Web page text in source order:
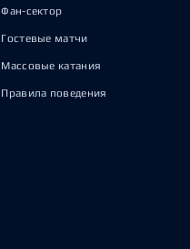
Фан-сектор
Гостевые матчи
Массовые катания
Правила поведения